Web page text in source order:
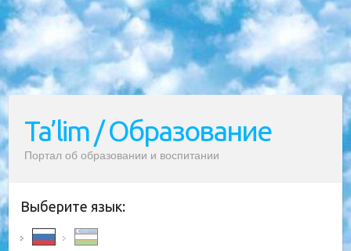
Ta’lim / Образование
Портал об образовании и воспитании
Выберите язык: